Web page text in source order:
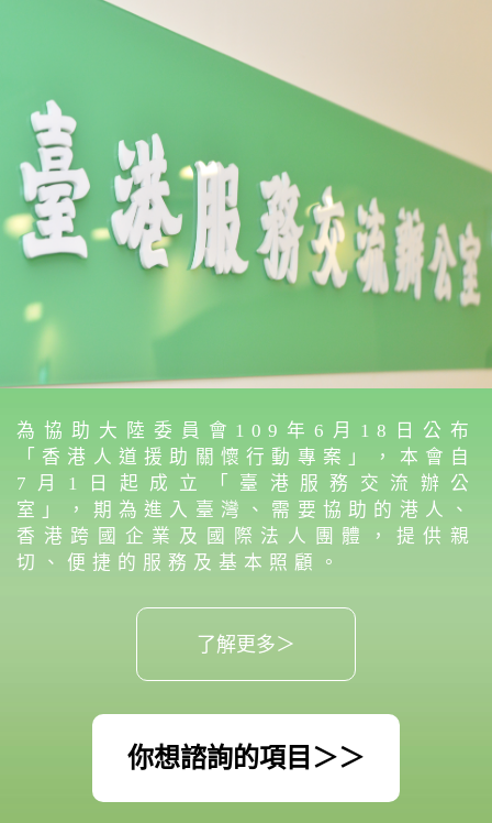
為協助大陸委員會109年6月18日公布
「香港人道援助關懷行動專案」，本會自
7月1日起成立「臺港服務交流辦公
室」，期為進入臺灣、需要協助的港人、
香港跨國企業及國際法人團體，提供親
切、便捷的服務及基本照顧。
了解更多＞
你想諮詢的項目＞＞